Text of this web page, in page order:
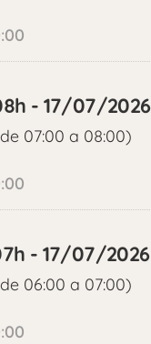
- 17/07/2026
07:00 a 08:00)
- 17/07/2026
06:00 a 07:00)